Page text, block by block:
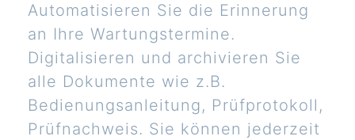
Automatisieren Sie die Erinnerung
an Ihre Wartungstermine.
Digitalisieren und archivieren Sie
alle Dokumente wie z.B.
Bedienungsanleitung, Prüfprotokoll,
Prüfnachweis. Sie können jederzeit